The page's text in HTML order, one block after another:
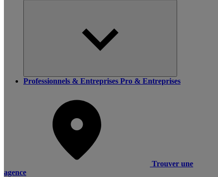
Professionnels & Entreprises Pro & Entreprises
Trouver une
agence